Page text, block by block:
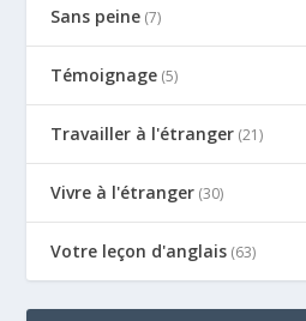
Sans peine (7)
Témoignage (5)
Travailler à l'étranger (21)
Vivre à l'étranger (30)
Votre leçon d'anglais (63)